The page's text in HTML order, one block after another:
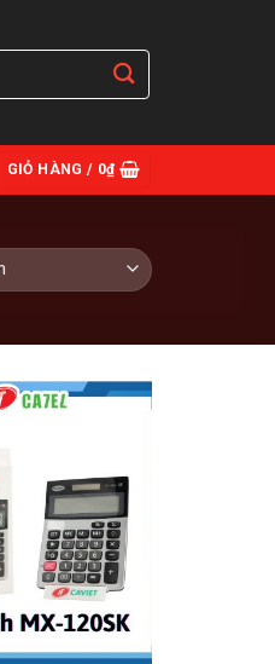
GIỎ HÀNG / 0₫